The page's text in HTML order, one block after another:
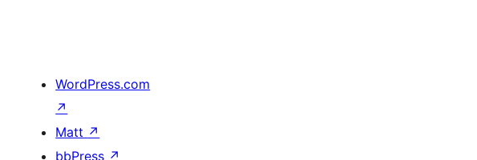
WordPress.com
↗
Matt ↗
bbPress ↗